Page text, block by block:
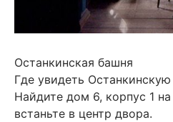
Останкинская башня
Где увидеть
Найдите дом 6, корпус 1
встаньте в центр двора.